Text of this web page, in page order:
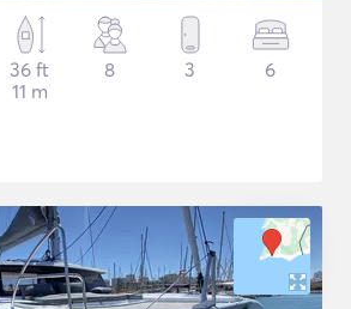
36 ft
11 m
8 3 6